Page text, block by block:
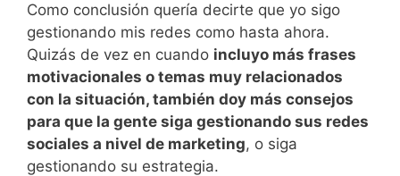
Como conclusión quería decirte que yo sigo
gestionando mis redes como hasta ahora.
Quizás de vez en cuando incluyo más frases
motivacionales o temas muy relacionados
con la situación, también doy más consejos
para que la gente siga gestionando sus redes
sociales a nivel de marketing, o siga
gestionando su estrategia.